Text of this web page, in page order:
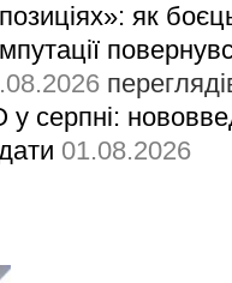
як
серпні:
01.08.2026